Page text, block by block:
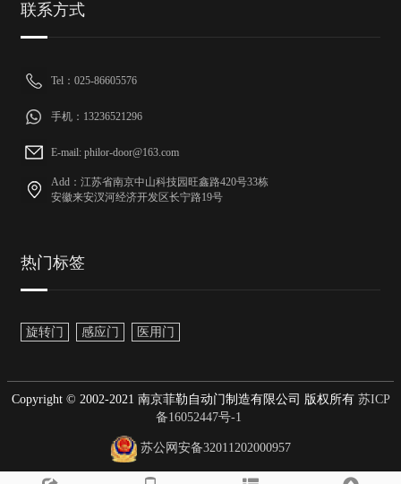
联系方式
Tel：025-86605576
手机：13236521296
E-mail: philor-door@163.com
Add：江苏省南京中山科技园旺鑫路420号33栋
安徽来安汊河经济开发区长宁路19号
热门标签
旋转门 感应门 医用门
Copyright © 2002-2021 南京菲勒自动门制造有限公司 版权所有苏ICP
备16052447号-1
苏公网安备32011202000957